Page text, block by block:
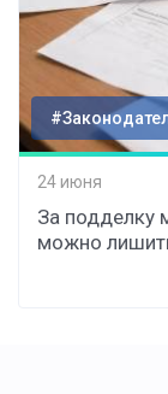
24 июня
За подделку
можно